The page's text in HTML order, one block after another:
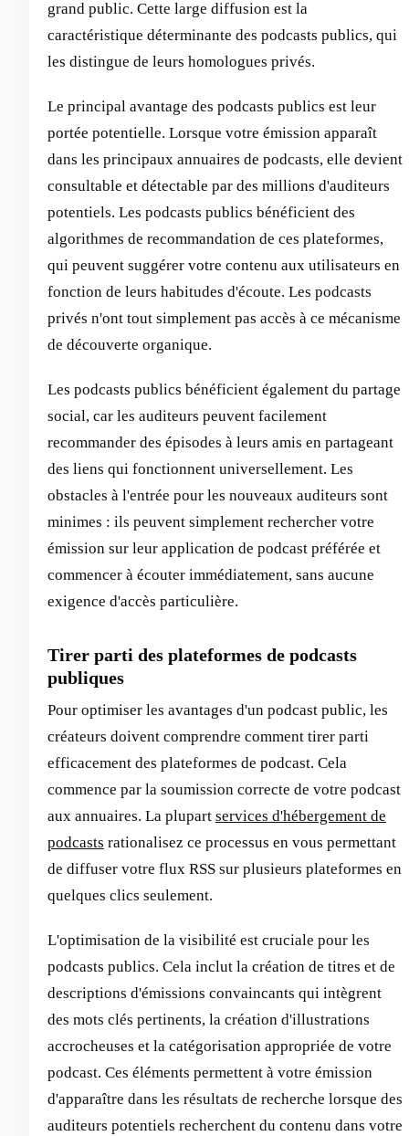
grand public. Cette large diffusion est la
caractéristique déterminante des podcasts publics, qui
les distingue de leurs homologues privés.
Le principal avantage des podcasts publics est leur
portée potentielle. Lorsque votre émission apparaît
dans les principaux annuaires de podcasts, elle devient
consultable et détectable par des millions d'auditeurs
potentiels. Les podcasts publics bénéficient des
algorithmes de recommandation de ces plateformes,
qui peuvent suggérer votre contenu aux utilisateurs en
fonction de leurs habitudes d'écoute. Les podcasts
privés n'ont tout simplement pas accès à ce mécanisme
de découverte organique.
Les podcasts publics bénéficient également du partage
social, car les auditeurs peuvent facilement
recommander des épisodes à leurs amis en partageant
des liens qui fonctionnent universellement. Les
obstacles à l'entrée pour les nouveaux auditeurs sont
minimes : ils peuvent simplement rechercher votre
émission sur leur application de podcast préférée et
commencer à écouter immédiatement, sans aucune
exigence d'accès particulière.
Tirer parti des plateformes de podcasts
publiques
Pour optimiser les avantages d'un podcast public, les
créateurs doivent comprendre comment tirer parti
efficacement des plateformes de podcast. Cela
commence par la soumission correcte de votre podcast
aux annuaires. La plupart services d'hébergement de
podcasts rationalisez ce processus en vous permettant
de diffuser votre flux RSS sur plusieurs plateformes en
quelques clics seulement.
L'optimisation de la visibilité est cruciale pour les
podcasts publics. Cela inclut la création de titres et de
descriptions d'émissions convaincants qui intègrent
des mots clés pertinents, la création d'illustrations
accrocheuses et la catégorisation appropriée de votre
podcast. Ces éléments permettent à votre émission
d'apparaître dans les résultats de recherche lorsque des
auditeurs potentiels recherchent du contenu dans votre